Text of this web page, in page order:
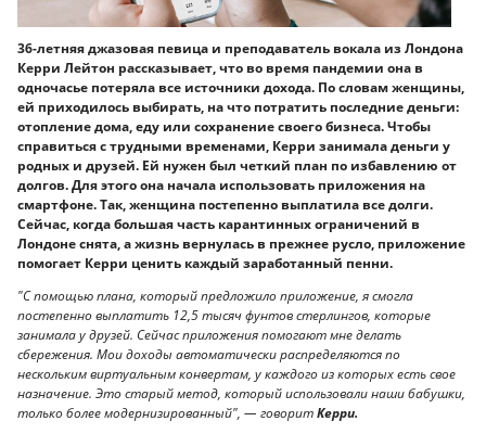
36-летняя джазовая певица и преподаватель вокала из Лондона
Керри Лейтон рассказывает, что во время пандемии она в
одночасье потеряла все источники дохода. По словам женщины,
ей приходилось выбирать, на что потратить последние деньги:
отопление дома, еду или сохранение своего бизнеса. Чтобы
справиться с трудными временами, Керри занимала деньги у
родных и друзей. Ей нужен был четкий план по избавлению от
долгов. Для этого она начала использовать приложения на
смартфоне. Так, женщина постепенно выплатила все долги.
Сейчас, когда большая часть карантинных ограничений в
Лондоне снята, а жизнь вернулась в прежнее русло, приложение
помогает Керри ценить каждый заработанный пенни.
"С помощью плана, который предложило приложение, я смогла
постепенно выплатить 12,5 тысяч фунтов стерлингов, которые
занимала у друзей. Сейчас приложения помогают мне делать
сбережения. Мои доходы автоматически распределяются по
нескольким виртуальным конвертам, у каждого из которых есть свое
назначение. Это старый метод, который использовали наши бабушки,
только более модернизированный", — говоритКерри.